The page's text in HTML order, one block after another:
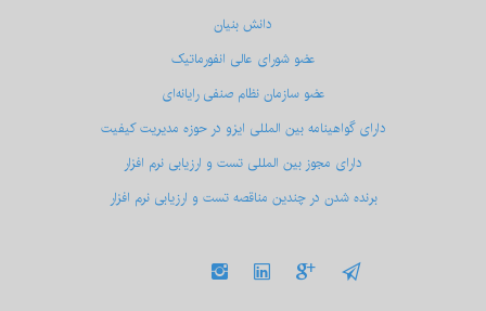
دانش بنیان
عضو شورای عالی انفورماتیک
عضو سازمان نظام صنفی رایانه‌ای
دارای گواهینامه بین المللی ایزو در حوزه مدیریت کیفیت
دارای مجوز بین المللی تست و ارزیابی نرم افزار
برنده شدن در چندین مناقصه تست و ارزیابی نرم افزار